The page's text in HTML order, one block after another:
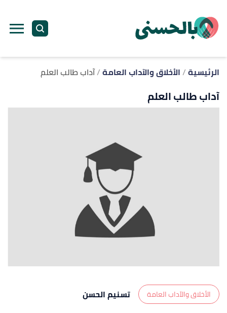
الرئيسية الأخلاق والآداب العامة آداب طالب العلم
آداب طالب العلم
الأخلاق والآداب العامة
تسنيم الحسن